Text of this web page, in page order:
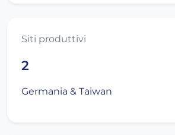
Siti produttivi
2
Germania & Taiwan